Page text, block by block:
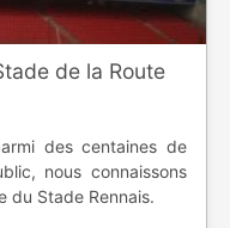
de la Route
des centaines de
nous connaissons
du Stade Rennais.